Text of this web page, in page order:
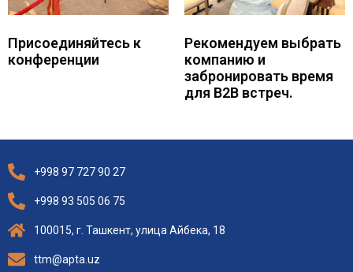
Присоединяйтесь к
конференции
Рекомендуем выбрать
компанию и
забронировать время
для B2B встреч.
+998 97 727 90 27
+998 93 505 06 75
100015, г. Ташкент, улица Айбека, 18
ttm@apta.uz